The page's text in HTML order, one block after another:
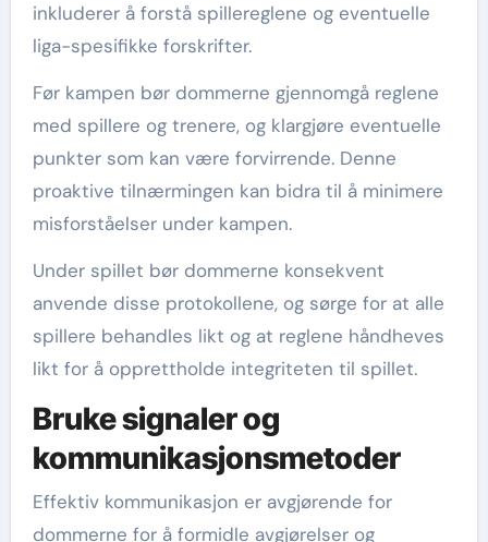
inkluderer å forstå spillereglene og eventuelle
liga-spesifikke forskrifter.
Før kampen bør dommerne gjennomgå reglene
med spillere og trenere, og klargjøre eventuelle
punkter som kan være forvirrende. Denne
proaktive tilnærmingen kan bidra til å minimere
misforståelser under kampen.
Under spillet bør dommerne konsekvent
anvende disse protokollene, og sørge for at alle
spillere behandles likt og at reglene håndheves
likt for å opprettholde integriteten til spillet.
Bruke signaler og
kommunikasjonsmetoder
Effektiv kommunikasjon er avgjørende for
dommerne for å formidle avgjørelser og